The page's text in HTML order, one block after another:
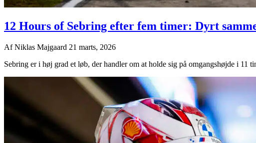
12 Hours of Sebring efter fem timer: Dyrt
AfNiklas Majgaard 21 marts, 2026
Sebring er i høj grad et løb, der handler om at holde sig på omgangshøjde i 11